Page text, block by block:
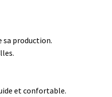
sa production.
et confortable.